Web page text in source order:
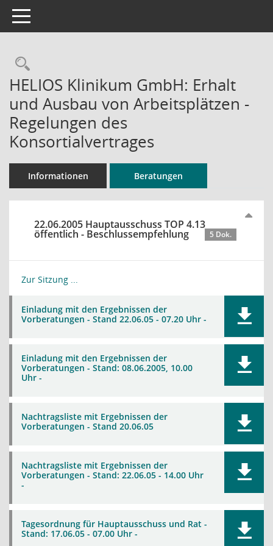
Toggle navigation
Rechercheauswahl
HELIOS Klinikum GmbH: Erhalt
und Ausbau von Arbeitsplätzen -
Regelungen des
Konsortialvertrages
Informationen Beratungen
22.06.2005 Hauptausschuss TOP 4.13
öffentlich - Beschlussempfehlung 5 Dok.
Zur Sitzung ...
Einladung mit den Ergebnissen der
Vorberatungen - Stand 22.06.05 - 07.20 Uhr -
Einladung mit den Ergebnissen der
Vorberatungen - Stand: 08.06.2005, 10.00
Uhr -
Nachtragsliste mit Ergebnissen der
Vorberatungen - Stand 20.06.05
Nachtragsliste mit Ergebnissen der
Vorberatungen - Stand: 22.06.05 - 14.00 Uhr
-
Tagesordnung für Hauptausschuss und Rat -
Stand: 17.06.05 - 07.00 Uhr -